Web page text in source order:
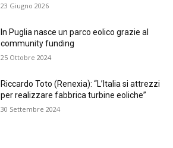
23 Giugno 2026
In Puglia nasce un parco eolico grazie al
community funding
25 Ottobre 2024
Riccardo Toto (Renexia): “L’Italia si attrezzi
per realizzare fabbrica turbine eoliche”
30 Settembre 2024